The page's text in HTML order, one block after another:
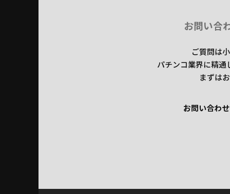
お問い合
ご質問は
パチンコ業界に精通
まずは
お問い合わ
お問い合わ